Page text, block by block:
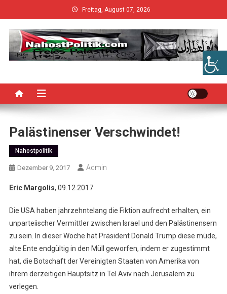
to
content
Freitag, August 07, 2026
Palästinenser Verschwindet!
Nahostpolitik
Dezember 9, 2017 Admin
Eric Margolis, 09.12.2017
Die USA haben jahrzehntelang die Fiktion aufrecht erhalten, ein
unparteiischer Vermittler zwischen Israel und den Palästinensern
zu sein. In dieser Woche hat Präsident Donald Trump diese müde,
alte Ente endgültig in den Müll geworfen, indem er zugestimmt
hat, die Botschaft der Vereinigten Staaten von Amerika von
ihrem derzeitigen Hauptsitz in Tel Aviv nach Jerusalem zu
verlegen.